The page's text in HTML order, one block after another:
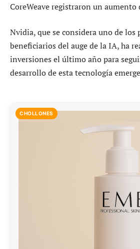
CoreWeave registraron un aumento
Nvidia, que se considera uno de los
beneficiarios del auge de la IA, ha
inversiones el último año para
desarrollo de esta tecnología
CHOLLONES